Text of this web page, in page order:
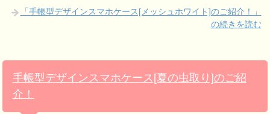
「手帳型デザインスマホケース[メッシュホワイト]のご紹介！」
の続きを読む
手帳型デザインスマホケース[夏の虫取り]のご紹
介！